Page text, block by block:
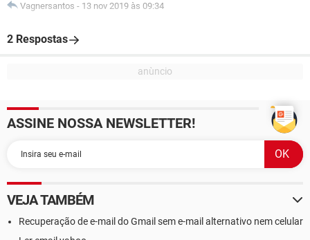
Vagnersantos - 13 nov 2019 às 09:34
2 Respostas
ASSINE NOSSA NEWSLETTER!
VEJA TAMBÉM
Recuperação de e-mail do Gmail sem e-mail alternativo nem celular